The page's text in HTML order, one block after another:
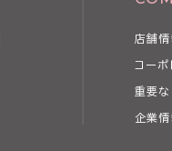
店舗情
コーポ
重要な
企業情